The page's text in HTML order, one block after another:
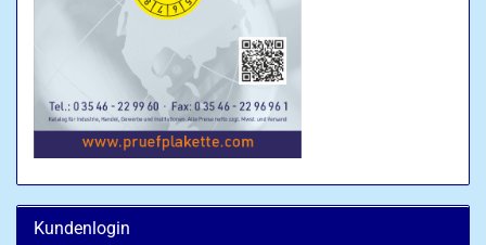
Kundenlogin